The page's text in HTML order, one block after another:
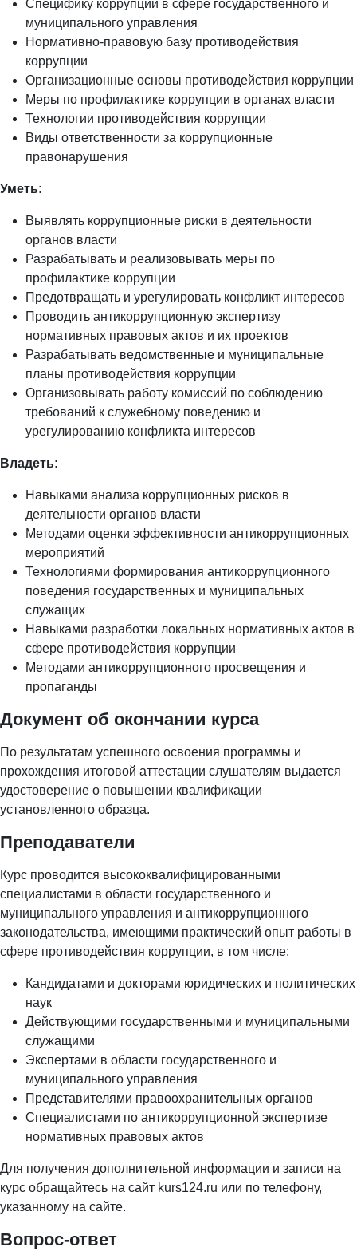
Специфику коррупции в сфере государственного и
муниципального управления
Нормативно-правовую базу противодействия
коррупции
Организационные основы противодействия коррупции
Меры по профилактике коррупции в органах власти
Технологии противодействия коррупции
Виды ответственности за коррупционные
правонарушения
Уметь:
Выявлять коррупционные риски в деятельности
органов власти
Разрабатывать и реализовывать меры по
профилактике коррупции
Предотвращать и урегулировать конфликт интересов
Проводить антикоррупционную экспертизу
нормативных правовых актов и их проектов
Разрабатывать ведомственные и муниципальные
планы противодействия коррупции
Организовывать работу комиссий по соблюдению
требований к служебному поведению и
урегулированию конфликта интересов
Владеть:
Навыками анализа коррупционных рисков в
деятельности органов власти
Методами оценки эффективности антикоррупционных
мероприятий
Технологиями формирования антикоррупционного
поведения государственных и муниципальных
служащих
Навыками разработки локальных нормативных актов в
сфере противодействия коррупции
Методами антикоррупционного просвещения и
пропаганды
Документ об окончании курса
По результатам успешного освоения программы и
прохождения итоговой аттестации слушателям выдается
удостоверение о повышении квалификации
установленного образца.
Преподаватели
Курс проводится высококвалифицированными
специалистами в области государственного и
муниципального управления и антикоррупционного
законодательства, имеющими практический опыт работы в
сфере противодействия коррупции, в том числе:
Кандидатами и докторами юридических и политических
наук
Действующими государственными и муниципальными
служащими
Экспертами в области государственного и
муниципального управления
Представителями правоохранительных органов
Специалистами по антикоррупционной экспертизе
нормативных правовых актов
Для получения дополнительной информации и записи на
курс обращайтесь на сайт kurs124.ru или по телефону,
указанному на сайте.
Вопрос-ответ